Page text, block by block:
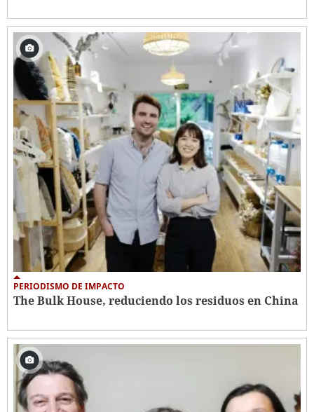
PERIODISMO DE IMPACTO
The Bulk House, reduciendo los residuos en China